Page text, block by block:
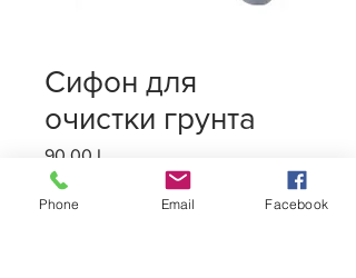
Сифон для
очистки грунта
90,00 L
Количество
Phone Email Facebook